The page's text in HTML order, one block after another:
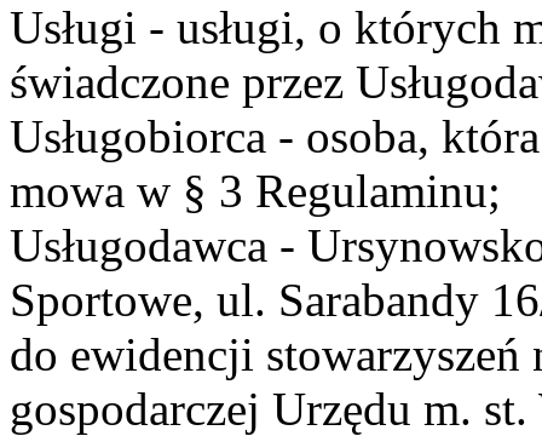
Usługi - usługi, o których
świadczone przez
Usługobiorca - osoba,
mowa w § 3 Regulaminu;
Usługodawca -
Sportowe, ul. Sarabandy
do ewidencji stowarzyszeń
gospodarczej Urzędu m.